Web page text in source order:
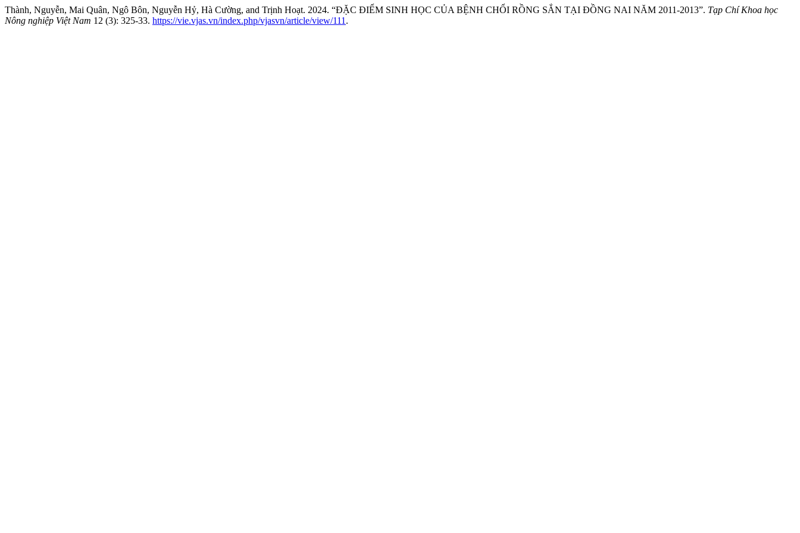
Thành, Nguyễn, Mai Quân, Ngô Bôn, Nguyễn Hỷ, Hà Cường, and Trịnh Hoạt. 2024. “ĐẶC ĐIỂM SINH HỌC CỦA BỆNH CHỔI RỒNG SẮN TẠI ĐỒNG NAI NĂM 2011-2013”. Tạp Chí Khoa học
Nông nghiệp Việt Nam 12 (3): 325-33. https://vie.vjas.vn/index.php/vjasvn/article/view/111 .